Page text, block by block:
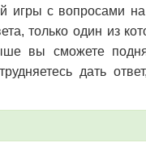
игры с вопросами
только один из
вы сможете
дать